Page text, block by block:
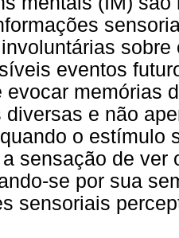
eventos
evocar memórias
diversas e não
o estímulo
sensação de ver
se por sua
sensoriais